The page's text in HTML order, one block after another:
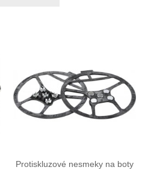
Protiskluzové nesmeky na boty